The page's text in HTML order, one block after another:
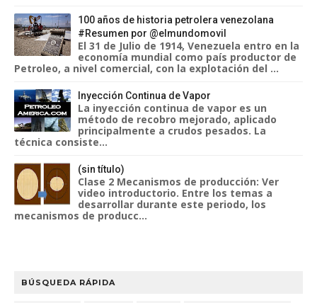
100 años de historia petrolera venezolana
#Resumen por @elmundomovil
El 31 de Julio de 1914, Venezuela entro en la
economía mundial como país productor de
Petroleo, a nivel comercial, con la explotación del ...
Inyección Continua de Vapor
La inyección continua de vapor es un
método de recobro mejorado, aplicado
principalmente a crudos pesados. La
técnica consiste...
(sin título)
Clase 2 Mecanismos de producción: Ver
video introductorio. Entre los temas a
desarrollar durante este periodo, los
mecanismos de producc...
BÚSQUEDA RÁPIDA